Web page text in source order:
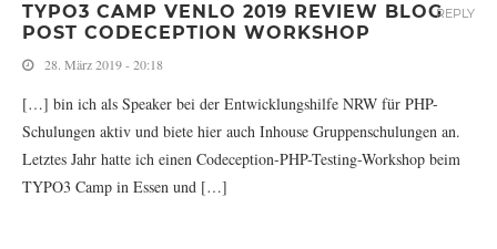
TYPO3 CAMP VENLO 2019 REVIEW BLOG
POST CODECEPTION WORKSHOP
28. März 2019 - 20:18
[…] bin ich als Speaker bei der Entwicklungshilfe NRW für PHP-
Schulungen aktiv und biete hier auch Inhouse Gruppenschulungen an.
Letztes Jahr hatte ich einen Codeception-PHP-Testing-Workshop beim
TYPO3 Camp in Essen und […]
REPLY